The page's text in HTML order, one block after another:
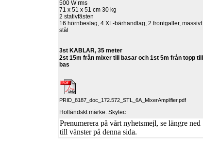
500 W rms
71 x 51 x 51 cm 30 kg
2 stativfästen
16 hörnbeslag, 4 XL-bärhandtag, 2 frontgaller, massivt
stål
3st KABLAR, 35 meter
2st 15m från mixer till basar och 1st 5m från topp till
bas
PRID_8187_doc_172.572_STL_6A_MixerAmplifier.pdf
Holländskt märke. Skytec
Prenumerera på vårt nyhetsmejl, se längre ned
till vänster på denna sida.